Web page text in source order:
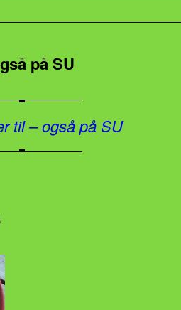
på SU
til – også på SU